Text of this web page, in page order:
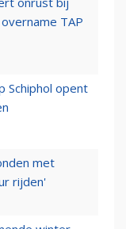
TAP
Schiphol opent
met
rijden'